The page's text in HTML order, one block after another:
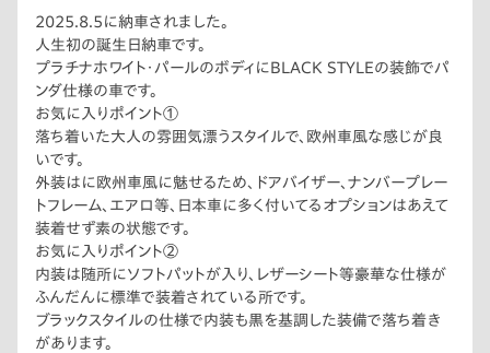
2025.8.5に納車されました。
人生初の誕生日納車です。
プラチナホワイト・パールのボディにBLACK STYLEの装飾でパ
ンダ仕様の車です。
お気に入りポイント①
落ち着いた大人の雰囲気漂うスタイルで、欧州車風な感じが良
いです。
外装はに欧州車風に魅せるため、ドアバイザー、ナンバープレー
トフレーム、エアロ等、日本車に多く付いてるオプションはあえて
装着せず素の状態です。
お気に入りポイント②
内装は随所にソフトパットが入り、レザーシート等豪華な仕様が
ふんだんに標準で装着されている所です。
ブラックスタイルの仕様で内装も黒を基調した装備で落ち着き
があります。